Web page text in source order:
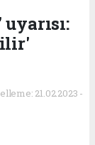
21.02.2023 -